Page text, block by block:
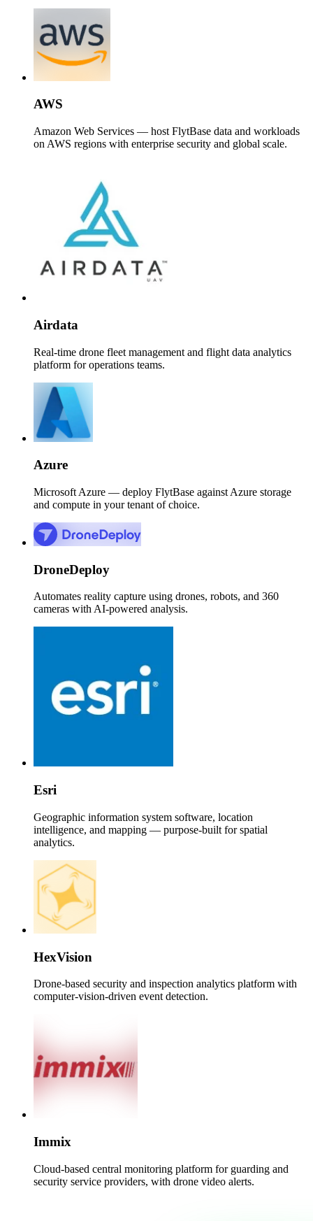
AWS
Amazon Web Services — host FlytBase data and workloads
on AWS regions with enterprise security and global scale.
Airdata
Real-time drone fleet management and flight data analytics
platform for operations teams.
Azure
Microsoft Azure — deploy FlytBase against Azure storage
and compute in your tenant of choice.
DroneDeploy
Automates reality capture using drones, robots, and 360
cameras with AI-powered analysis.
Esri
Geographic information system software, location
intelligence, and mapping — purpose-built for spatial
analytics.
HexVision
Drone-based security and inspection analytics platform with
computer-vision-driven event detection.
Immix
Cloud-based central monitoring platform for guarding and
security service providers, with drone video alerts.